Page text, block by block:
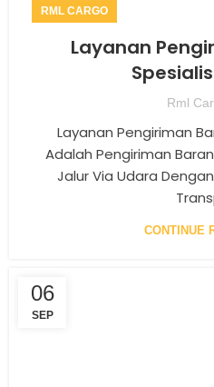
RML CARGO
Layanan
Rml
Layanan Pengiriman
Adalah Pengiriman
Jalur Via Udara
CONTINUE
06
SEP